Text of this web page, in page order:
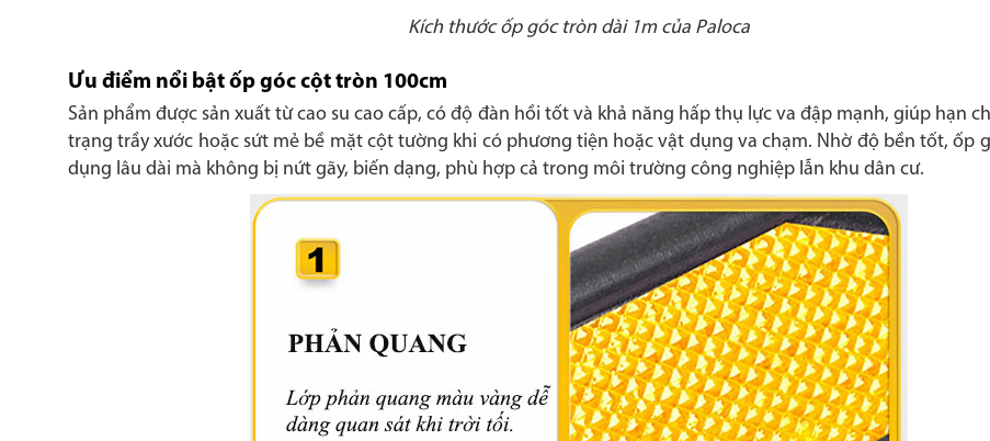
Kích thước ốp góc tròn dài 1m của Paloca
Ưu điểm nổi bật ốp góc cột tròn 100cm
Sản phẩm được sản xuất từ cao su cao cấp, có độ đàn hồi tốt và khả năng hấp thụ lực va đập mạnh, giúp hạn
trạng trầy xước hoặc sứt mẻ bề mặt cột tường khi có phương tiện hoặc vật dụng va chạm. Nhờ độ bền tốt, ốp
dụng lâu dài mà không bị nứt gãy, biến dạng, phù hợp cả trong môi trường công nghiệp lẫn khu dân cư.